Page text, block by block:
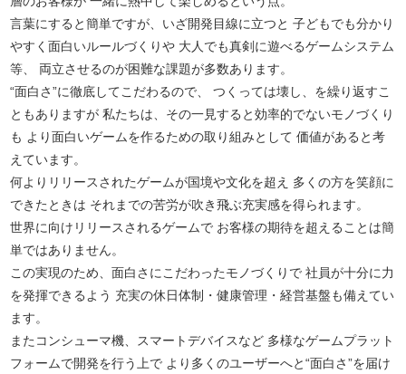
言葉にすると簡単ですが、いざ開発目線に立つと 子どもでも分かり
やすく面白いルールづくりや 大人でも真剣に遊べるゲームシステム
等、 両立させるのが困難な課題が多数あります。
“面白さ”に徹底してこだわるので、 つくっては壊し、を繰り返すこ
ともありますが 私たちは、その一見すると効率的でないモノづくり
も より面白いゲームを作るための取り組みとして 価値があると考
えています。
何よりリリースされたゲームが国境や文化を超え 多くの方を笑顔に
できたときは それまでの苦労が吹き飛ぶ充実感を得られます。
世界に向けリリースされるゲームで お客様の期待を超えることは簡
単ではありません。
この実現のため、面白さにこだわったモノづくりで 社員が十分に力
を発揮できるよう 充実の休日体制・健康管理・経営基盤も備えてい
ます。
またコンシューマ機、スマートデバイスなど 多様なゲームプラット
フォームで開発を行う上で より多くのユーザーへと“面白さ”を届け